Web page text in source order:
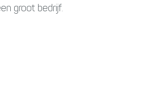
groot bedrijf.